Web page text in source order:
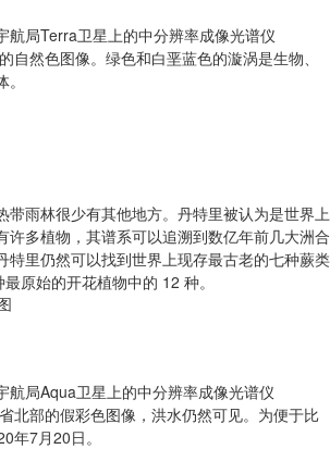
航局Terra卫星上的中分辨率成像光谱仪
自然色图像。绿色和白垩蓝色的漩涡是生物、
带雨林很少有其他地方。丹特里被认为是世界上
许多植物，其谱系可以追溯到数亿年前几大洲合
特里仍然可以找到世界上现存最古老的七种蕨类
原始的开花植物中的 12 种。
航局Aqua卫星上的中分辨率成像光谱仪
北部的假彩色图像，洪水仍然可见。为便于比
年7月20日。